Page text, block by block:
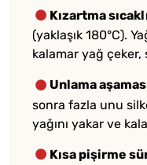
Kızartma
(yaklaşık 180°C).
kalamar yağ çeker,
Unlama
sonra fazla unu
yağını yakar ve
Kısa pişirme